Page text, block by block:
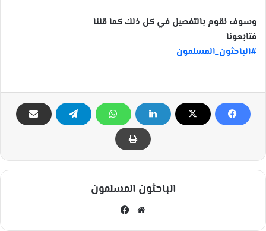
وسوف نقوم بالتفصيل في كل ذلك كما قلنا
فتابعونا
#الباحثون_المسلمون
الباحثون المسلمون
مو